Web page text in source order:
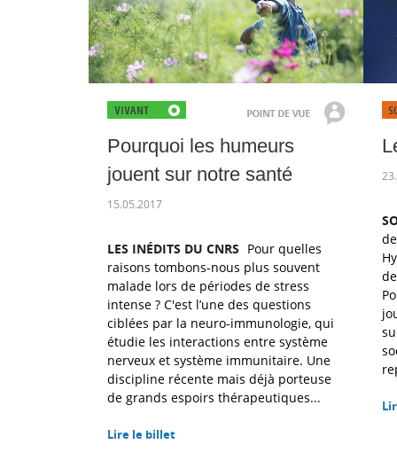
Pourquoi les humeurs
jouent sur notre santé
15.05.2017
LES INÉDITS DU CNRS Pour quelles
raisons tombons-nous plus souvent
malade lors de périodes de stress
intense ? C'est l’une des questions
ciblées par la neuro-immunologie, qui
étudie les interactions entre système
nerveux et système immunitaire. Une
discipline récente mais déjà porteuse
de grands espoirs thérapeutiques...
Lire le billet